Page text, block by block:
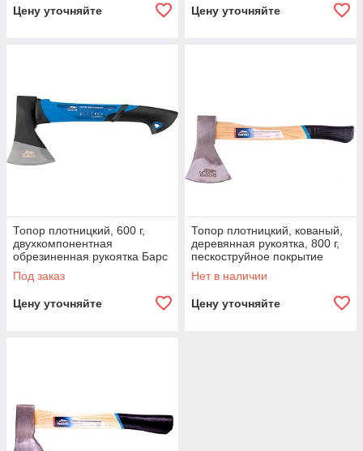
Цену уточняйте Цену уточняйте
Топор плотницкий, 600 г,
двухкомпонентная
обрезиненная рукоятка Барс
Под заказ
Цену уточняйте
Топор плотницкий, кованый,
деревянная рукоятка, 800 г,
пескоструйное покрытие
полотна Барс
Нет в наличии
Цену уточняйте